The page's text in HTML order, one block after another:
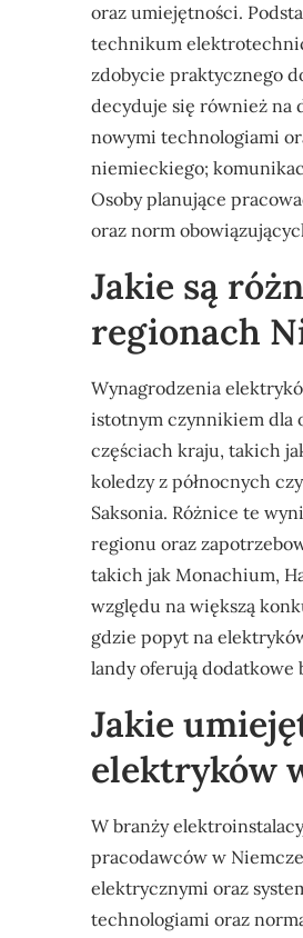
oraz umiejętności.
technikum
zdobycie praktycznego
decyduje się również na
nowymi technologiami
niemieckiego;
Osoby planujące
oraz norm
Jakie są
regionach
Wynagrodzenia
istotnym czynnikiem dla
częściach kraju, takich
koledzy z północnych
Saksonia. Różnice te
regionu oraz
takich jak Monachium,
względu na większą
gdzie popyt na
landy oferują dodatkowe
Jakie
elektryków
W branży
pracodawców w
elektrycznymi oraz
technologiami oraz